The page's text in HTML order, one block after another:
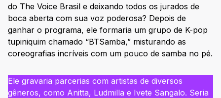
do The Voice Brasil e deixando todos os jurados de
boca aberta com sua voz poderosa? Depois de
ganhar o programa, ele formaria um grupo de K-pop
tupiniquim chamado “BTSamba,” misturando as
coreografias incríveis com um pouco de samba no pé.
Ele gravaria parcerias com artistas de diversos
gêneros, como Anitta, Ludmilla e Ivete Sangalo. Seria